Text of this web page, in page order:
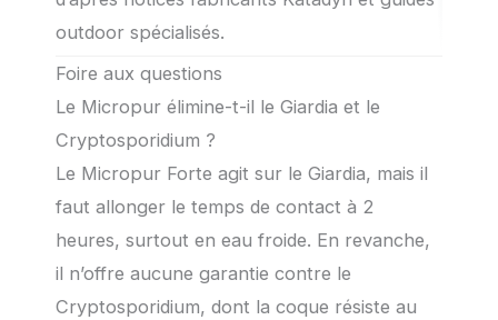
outdoor spécialisés.
Foire aux questions
Le Micropur élimine-t-il le Giardia et le
Cryptosporidium ?
Le Micropur Forte agit sur le Giardia, mais il
faut allonger le temps de contact à 2
heures, surtout en eau froide. En revanche,
il n’offre aucune garantie contre le
Cryptosporidium, dont la coque résiste au